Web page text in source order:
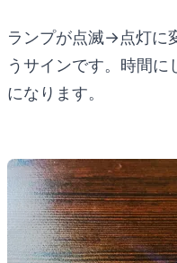
ランプが点滅→点灯に
うサインです。時間に
になります。